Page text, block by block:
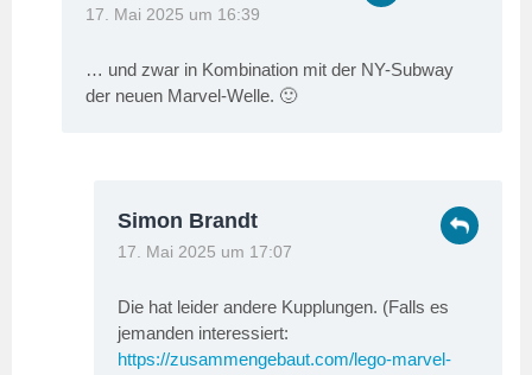
17. Mai 2025 um 16:39
… und zwar in Kombination mit der NY-Subway
der neuen Marvel-Welle. 🙂
Simon Brandt
17. Mai 2025 um 17:07
Die hat leider andere Kupplungen. (Falls es
jemanden interessiert:
https://zusammengebaut.com/lego-marvel-